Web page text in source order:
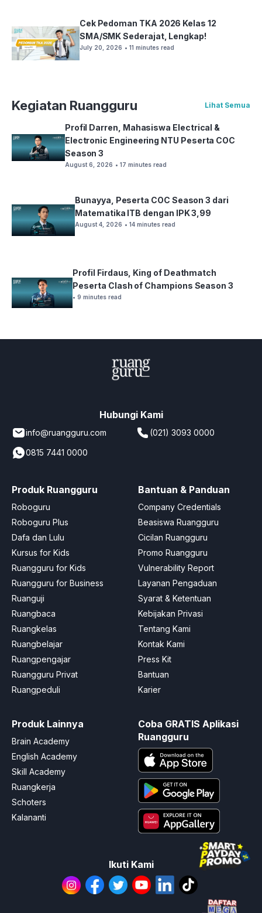
Cek Pedoman TKA 2026 Kelas 12
SMA/SMK Sederajat, Lengkap!
July 20, 2026 • 11 minutes read
Kegiatan Ruangguru Lihat Semua
Profil Darren, Mahasiswa Electrical &
Electronic Engineering NTU Peserta COC
Season 3
August 6, 2026 • 17 minutes read
Bunayya, Peserta COC Season 3 dari
Matematika ITB dengan IPK 3,99
August 4, 2026 • 14 minutes read
Profil Firdaus, King of Deathmatch
Peserta Clash of Champions Season 3
• 9 minutes read
Hubungi Kami
info@ruangguru.com
(021) 3093 0000
0815 7441 0000
Produk Ruangguru
Roboguru
Roboguru Plus
Dafa dan Lulu
Kursus for Kids
Ruangguru for Kids
Ruangguru for Business
Ruanguji
Ruangbaca
Ruangkelas
Ruangbelajar
Ruangpengajar
Ruangguru Privat
Ruangpeduli
Bantuan & Panduan
Company Credentials
Beasiswa Ruangguru
Cicilan Ruangguru
Promo Ruangguru
Vulnerability Report
Layanan Pengaduan
Syarat & Ketentuan
Kebijakan Privasi
Tentang Kami
Kontak Kami
Press Kit
Bantuan
Karier
Produk Lainnya
Brain Academy
English Academy
Skill Academy
Ruangkerja
Schoters
Kalananti
Coba GRATIS Aplikasi
Ruangguru
Ikuti Kami